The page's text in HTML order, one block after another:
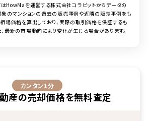
HowMaを運営する株式会社コラビットからデータの
象のマンションの過去の販売事例や近隣の販売事例をも
場価格を算出しており、実際の取引価格を保証するも
、最新の市場動向により変化が生じる場合があります。
カンタン1分
産の売却価格を無料査定